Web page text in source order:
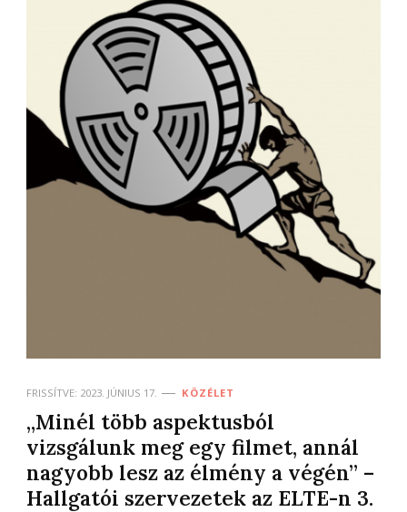
FRISSÍTVE: 2023. JÚNIUS 17. KÖZÉLET
„Minél több aspektusból
vizsgálunk meg egy filmet, annál
nagyobb lesz az élmény a végén” –
Hallgatói szervezetek az ELTE-n 3.